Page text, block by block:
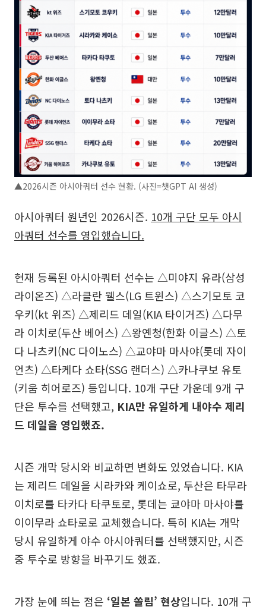
▲2026시즌 아시아쿼터 선수 현황. (사진=챗GPT AI 생성)
아시아쿼터 원년인 2026시즌. 10개 구단 모두 아시
아쿼터 선수를 영입했습니다.
현재 등록된 아시아쿼터 선수는 △미야지 유라(삼성
라이온즈) △라클란 웰스(LG 트윈스) △스기모토 코
우키(kt 위즈) △제리드 데일(KIA 타이거즈) △다무
라 이치로(두산 베어스) △왕옌청(한화 이글스) △토
다 나츠키(NC 다이노스) △교야마 마사야(롯데 자이
언츠) △타케다 쇼타(SSG 랜더스) △카나쿠보 유토
(키움 히어로즈) 등입니다. 10개 구단 가운데 9개 구
단은 투수를 선택했고, KIA만 유일하게 내야수 제리
드 데일을 영입했죠.
시즌 개막 당시와 비교하면 변화도 있었습니다. KIA
는 제리드 데일을 시라카와 케이쇼로, 두산은 타무라
이치로를 타카다 타쿠토로, 롯데는 쿄야마 마사야를
이이무라 쇼타로로 교체했습니다. 특히 KIA는 개막
당시 유일하게 야수 아시아쿼터를 선택했지만, 시즌
중 투수로 방향을 바꾸기도 했죠.
가장 눈에 띄는 점은 ‘일본 쏠림’ 현상입니다. 10개 구